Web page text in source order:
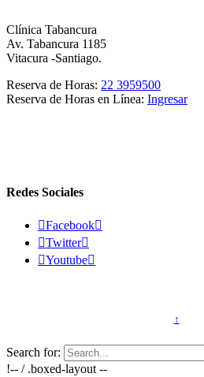
Clínica Tabancura
Av. Tabancura 1185
Vitacura -Santiago.
Reserva de Horas: 22 3959500
Reserva de Horas en Línea: Ingresar
Redes Sociales
Facebook
Twitter
Youtube
↑
Search for:
!-- / .boxed-layout --